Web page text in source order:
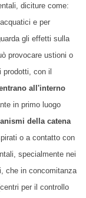
diciture come:
e per
gli effetti sulla
provocare ustioni o
prodotti, con il
all'interno
in primo luogo
della catena
o a contatto con
specialmente nei
che in concomitanza
per il controllo